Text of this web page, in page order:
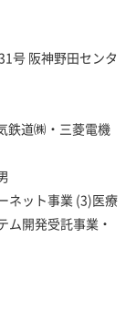
阪神野田センタ
道㈱・三菱電機
ネット事業 (3)医療
ム開発受託事業・